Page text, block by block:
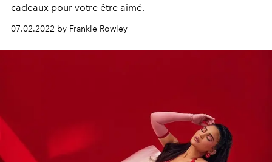
cadeaux pour votre être aimé.
07.02.2022 by Frankie Rowley